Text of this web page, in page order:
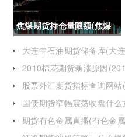
焦煤期货持仓量限额(焦煤
期货持仓量限额是多少)
大连中石油期货储备库(大
2010棉花期货暴涨原因
股票外汇期货指标查询网
国债期货窄幅震荡收盘什
期货有色金属直播(有色金